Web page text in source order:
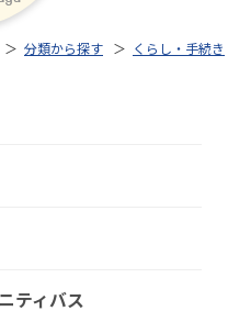
＞ 分類から探す ＞ くらし・手続き
ティバス